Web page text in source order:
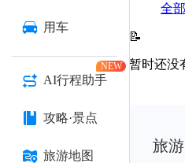
用车
AI行程助手
NEW
攻略·景点
旅游地图
全部
📝
暂时还没
旅